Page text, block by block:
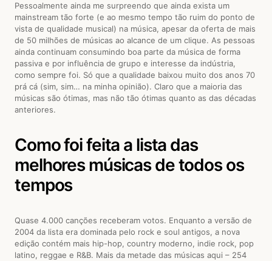
Pessoalmente ainda me surpreendo que ainda exista um
mainstream tão forte (e ao mesmo tempo tão ruim do ponto de
vista de qualidade musical) na música, apesar da oferta de mais
de 50 milhões de músicas ao alcance de um clique. As pessoas
ainda continuam consumindo boa parte da música de forma
passiva e por influência de grupo e interesse da indústria,
como sempre foi. Só que a qualidade baixou muito dos anos 70
prá cá (sim, sim… na minha opinião). Claro que a maioria das
músicas são ótimas, mas não tão ótimas quanto as das décadas
anteriores.
Como foi feita a lista das
melhores músicas de todos os
tempos
Quase 4.000 canções receberam votos. Enquanto a versão de
2004 da lista era dominada pelo rock e soul antigos, a nova
edição contém mais hip-hop, country moderno, indie rock, pop
latino, reggae e R&B. Mais da metade das músicas aqui – 254